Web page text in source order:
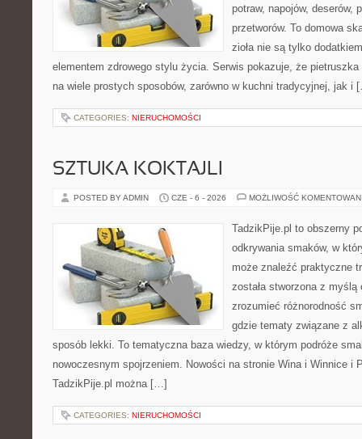
potraw, napojów, deserów,
przetworów. To domowa
zioła nie są tylko
elementem zdrowego stylu życia. Serwis pokazuje, że
na wiele prostych sposobów, zarówno w kuchni tradycyjnej, jak i
CATEGORIES: NIERUCHOMOŚCI
SZTUKA KOKTAJLI
POSTED BY ADMIN CZE - 6 - 2026 MOŻLIWOŚĆ
TadzikPije.pl to obszerny
odkrywania smaków, w
może znaleźć praktyczne
została stworzona z
zrozumieć różnorodność
gdzie tematy związane z
sposób lekki. To tematyczna baza wiedzy, w którym podróże
nowoczesnym spojrzeniem. Nowości na stronie Wina i Winnice i
TadzikPije.pl można […]
CATEGORIES: NIERUCHOMOŚCI